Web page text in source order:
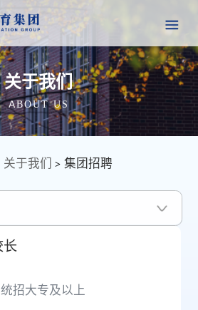
关于我们
ABOUT US
关于我们 > 集团招聘
长
统招大专及以上